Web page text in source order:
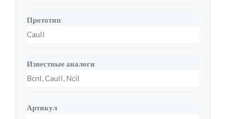
Прототип
CauII
Известные аналоги
BcnI, CauII, NciI
Артикул